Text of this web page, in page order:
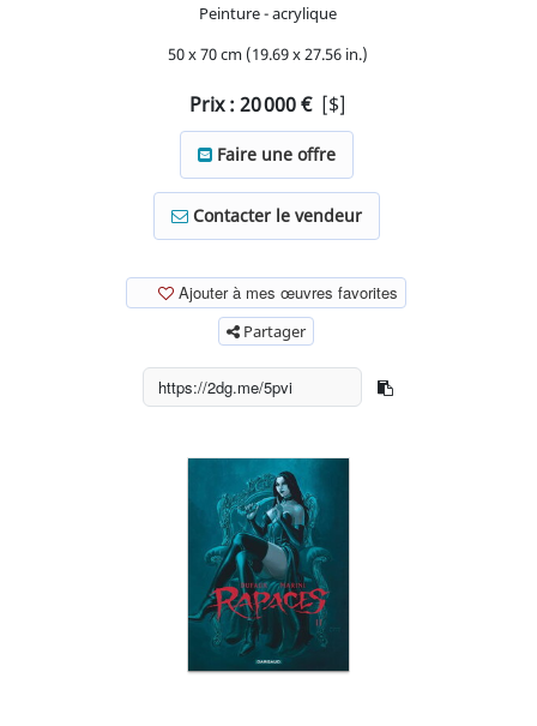
Peinture - acrylique
50 x 70 cm (19.69 x 27.56 in.)
Prix : 20 000 [$]
Faire une offre
Contacter le vendeur
Ajouter à mes œuvres favorites
Partager